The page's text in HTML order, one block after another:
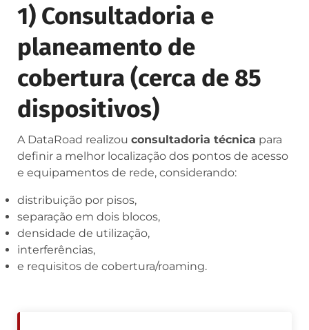
1) Consultadoria e
planeamento de
cobertura (cerca de 85
dispositivos)
A DataRoad realizou consultadoria técnica para
definir a melhor localização dos pontos de acesso
e equipamentos de rede, considerando:
distribuição por pisos,
separação em dois blocos,
densidade de utilização,
interferências,
e requisitos de cobertura/roaming.